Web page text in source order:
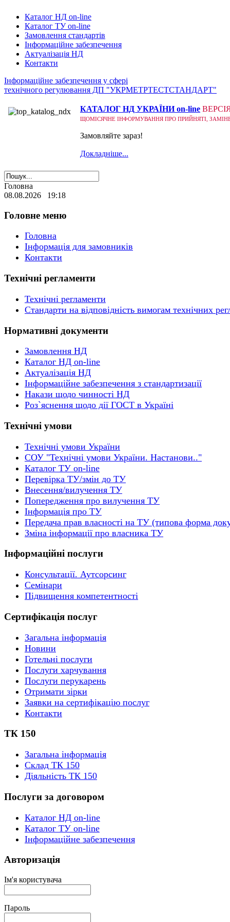
Каталог НД on-line
Каталог ТУ on-line
Замовлення стандартів
Інформаційне забезпечення
Актуалізація НД
Контакти
Інформаційне забезпечення у сфері
технічного регулювання ДП "УКРМЕТРТЕСТСТАНДАРТ"
КАТАЛОГ НД УКРАЇНИ on-line
ЩОМІСЯЧНЕ ІНФОРМУВАННЯ ПРО ПРИЙНЯТІ,
Замовляйте зараз!
Докладніше...
Головна
08.08.2026 19:18
Головне меню
Головна
Інформація для замовників
Контакти
Технічні регламенти
Технічні регламенти
Стандарти на відповідність вимогам технічних
Нормативні документи
Замовлення НД
Каталог НД on-line
Актуалізація НД
Інформаційне забезпечення з стандартизації
Накази щодо чинності НД
Роз`яснення щодо дії ГОСТ в Україні
Технічні умови
Технічні умови України
СОУ "Технічні умови України. Настанови.."
Каталог ТУ on-line
Перевірка ТУ/змін до ТУ
Внесення/вилучення ТУ
Попередження про вилучення ТУ
Інформація про ТУ
Передача прав власності на ТУ (типова форма
Зміна інформації про власника ТУ
Інформаційні послуги
Консультації. Аутсорсинг
Семінари
Підвищення компетентності
Сертифікація послуг
Загальна інформація
Новини
Готельні послуги
Послуги харчування
Послуги перукарень
Отримати зірки
Заявки на сертифікацію послуг
Контакти
ТК 150
Загальна інформація
Склад ТК 150
Діяльність ТК 150
Послуги за договором
Каталог НД on-line
Каталог ТУ on-line
Інформаційне забезпечення
Авторизація
Ім'я користувача
Пароль